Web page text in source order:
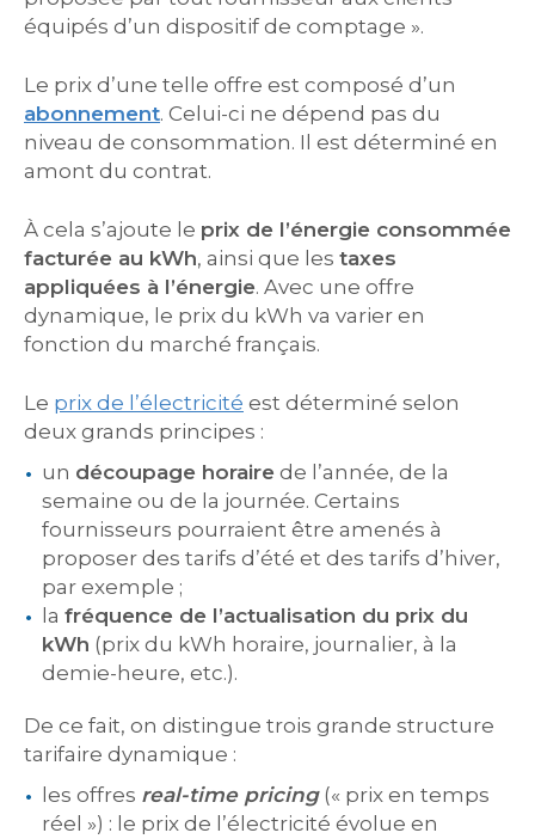
équipés d’un dispositif de comptage ».
Le prix d’une telle offre est composé d’un
abonnement. Celui-ci ne dépend pas du
niveau de consommation. Il est déterminé en
amont du contrat.
À cela s’ajoute le prix de l’énergie consommée
facturée au kWh, ainsi que les taxes
appliquées à l’énergie. Avec une offre
dynamique, le prix du kWh va varier en
fonction du marché français.
Le prix de l’électricité est déterminé selon
deux grands principes :
un découpage horaire de l’année, de la
semaine ou de la journée. Certains
fournisseurs pourraient être amenés à
proposer des tarifs d’été et des tarifs d’hiver,
par exemple ;
la fréquence de l’actualisation du prix du
kWh (prix du kWh horaire, journalier, à la
demie-heure, etc.).
De ce fait, on distingue trois grande structure
tarifaire dynamique :
les offres real-time pricing(« prix en temps
réel ») : le prix de l’électricité évolue en